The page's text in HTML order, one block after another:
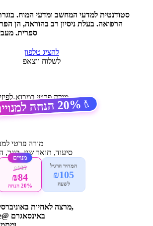
סטודנטית למדעי המחשב ומדעי המוח.
הרפואה. בעלת ניסיון רב בהוראה, הן
ספרית.
להציג טלפון
לשלוח ווצאפ
🏷️
20%
הנחה למנויים
מורה פרטי
סיעוד, תואר שני, בוגר,
המחיר הרגיל
₪105
לשעה
מנויים
₪105
₪84
20% הנחה
מרצה לאחיות באוניברסיטה ובחברות פרטיות,
מייסד How.to.nurse@ באינסאגרם